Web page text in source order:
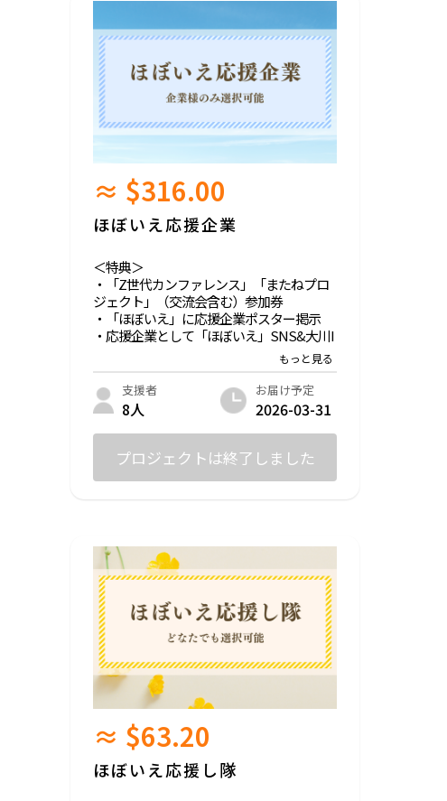
&大川Instagram（ok.1025）で投稿
＜詳細＞
・時期：2026年3月末まで
＜注意事項＞
・本リターンは先着10社限定です。
≈ $316.00
ほぼいえ応援企業
＜特典＞
・「Z世代カンファレンス」「またねプロ
ジェクト」（交流会含む）参加券
・「ほぼいえ」に応援企業ポスター掲示
・応援企業として「ほぼいえ」SNS&大川I
＜詳細＞
・時期：2026年3月末まで
＜注意事項＞
・本リターンには、「ほぼいえ」運営委員
支援者
8人
お届け予定
2026-03-31
プロジェクトは終了しました
≈ $63.20
ほぼいえ応援し隊